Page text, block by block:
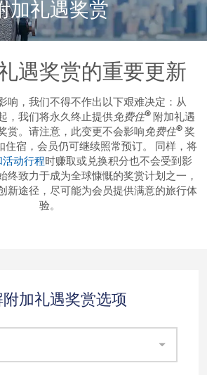
加礼遇奖赏
遇奖赏的重要更新
响，我们不得不作出以下艰难决定：从
，我们将永久终止提供免费住® 附加礼遇
赏。请注意，此变更不会影响 免费住® 奖
住宿，会员仍可继续照常预订。 同样，将
活动行程时赚取或兑换积分也不会受到影
终致力于成为全球慷慨的奖赏计划之一，
新途径，尽可能为会员提供满意的旅行体
验。
附加礼遇奖赏选项